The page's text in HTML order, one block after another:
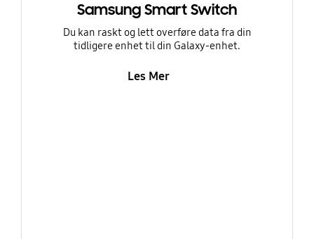
Samsung Smart Switch
Du kan raskt og lett overføre data fra din
tidligere enhet til din Galaxy-enhet.
Les Mer